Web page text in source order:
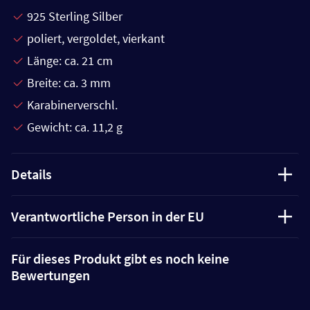
925 Sterling Silber
poliert, vergoldet, vierkant
Länge: ca. 21 cm
Breite: ca. 3 mm
Karabinerverschl.
Gewicht: ca. 11,2 g
Details
Verantwortliche Person in der EU
Für dieses Produkt gibt es noch keine
Bewertungen